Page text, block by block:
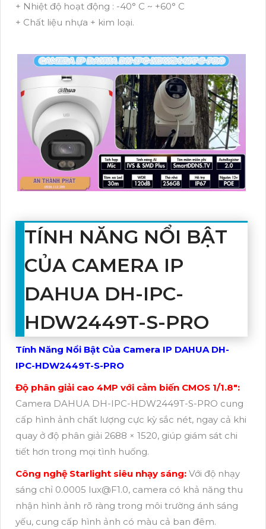
+ Nhiệt độ hoạt động : -40° C ~ +60° C
+ Chất liệu nhựa + kim loại.
TÍNH NĂNG NỔI BẬT
CỦA CAMERA IP
DAHUA DH-IPC-
HDW2449T-S-PRO
Tính Năng Nổi Bật Của Camera IP DAHUA DH-
IPC-HDW2449T-S-PRO
Độ phân giải cao 4MP với cảm biến CMOS 1/1.8":
Camera DAHUA DH-IPC-HDW2449T-S-PRO cung
cấp hình ảnh chất lượng cực kỳ sắc nét, ngay cả khi
quay ở độ phân giải 2688 × 1520, giúp giám sát chi
tiết hơn trong mọi tình huống.
Công nghệ Starlight siêu nhạy sáng: Với độ nhạy
sáng chỉ 0.0005 lux@F1.0, camera có khả năng thu
nhận hình ảnh rõ ràng trong môi trường ánh sáng
yếu, cung cấp hình ảnh có màu cả ban đêm.